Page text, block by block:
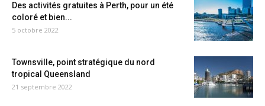
Des activités gratuites à Perth, pour un été
coloré et bien...
5 octobre 2022
Townsville, point stratégique du nord
tropical Queensland
21 septembre 2022